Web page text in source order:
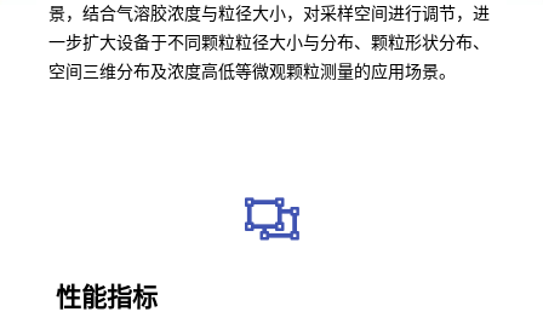
景，结合气溶胶浓度与粒径大小，对采样空间进行调节，进
一步扩大设备于不同颗粒粒径大小与分布、颗粒形状分布、
空间三维分布及浓度高低等微观颗粒测量的应用场景。
性能指标